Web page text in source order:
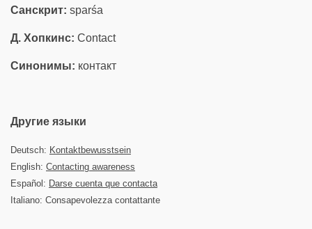
Санскрит: sparśa
Д. Хопкинс: Contact
Синонимы: контакт
Другие языки
Deutsch: Kontaktbewusstsein
English: Contacting awareness
Español: Darse cuenta que contacta
Italiano: Consapevolezza contattante